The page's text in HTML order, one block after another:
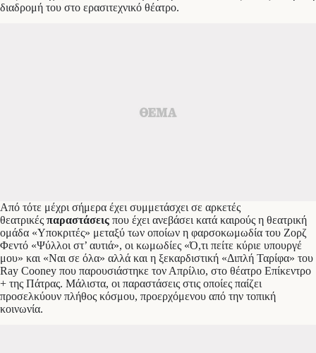
διαδρομή του στο ερασιτεχνικό θέατρο.
Από τότε μέχρι σήμερα έχει συμμετάσχει σε αρκετές
θεατρικές παραστάσεις που έχει ανεβάσει κατά καιρούς η θεατρική
ομάδα «Υποκριτές» μεταξύ των οποίων η φαρσοκωμωδία του Ζορζ
Φεντό «Ψύλλοι στ’ αυτιά», οι κωμωδίες «Ό,τι πείτε κύριε υπουργέ
μου» και «Ναι σε όλα» αλλά και η ξεκαρδιστική «Διπλή Ταρίφα» του
Ray Cooney που παρουσιάστηκε τον Απρίλιο, στο θέατρο Επίκεντρο
+ της Πάτρας. Μάλιστα, οι παραστάσεις στις οποίες παίζει
προσελκύουν πλήθος κόσμου, προερχόμενου από την τοπική
κοινωνία.